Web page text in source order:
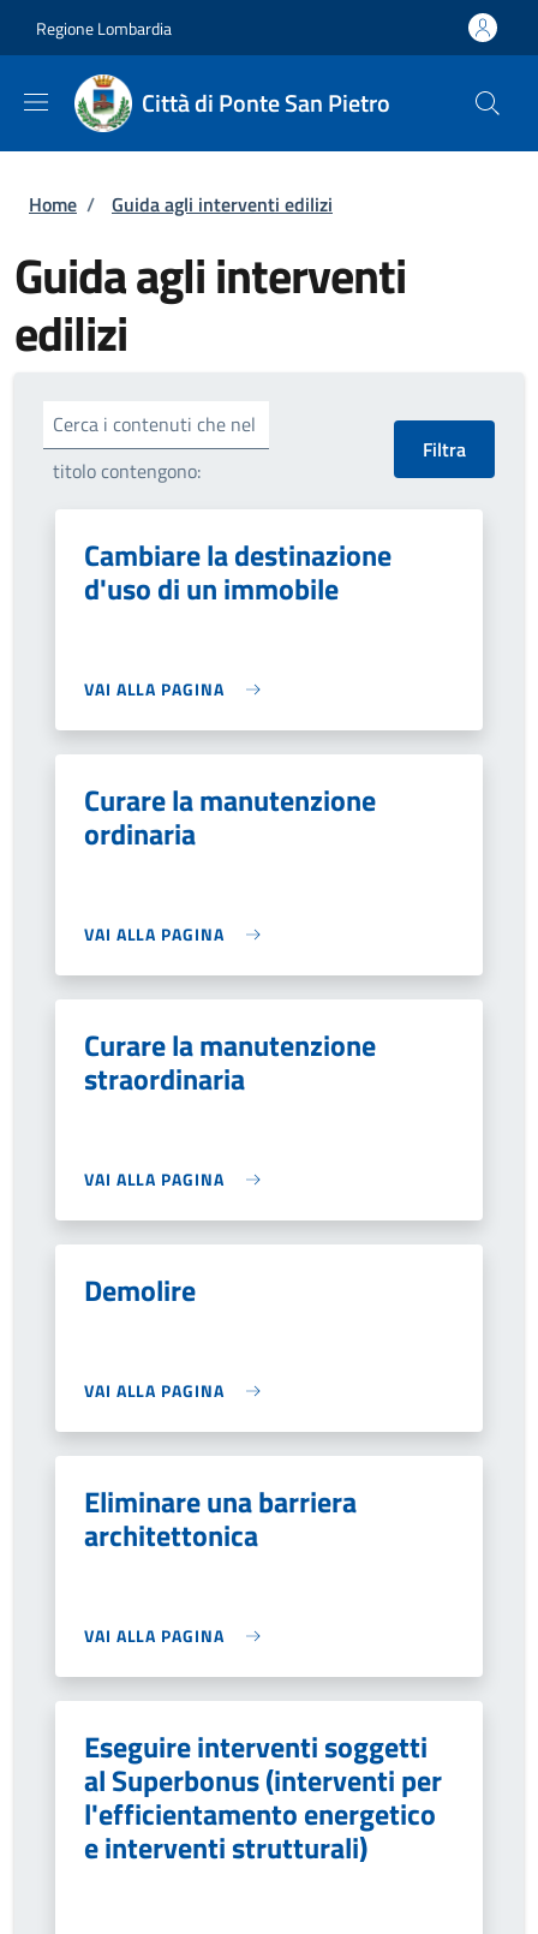
Regione Lombardia
Città di Ponte San Pietro
Briciole di pane
Home / Guida agli interventi edilizi
Guida agli interventi
edilizi
Cerca i contenuti che nel
titolo contengono:
Cambiare la destinazione
d'uso di un immobile
VAI ALLA PAGINA
Curare la manutenzione
ordinaria
VAI ALLA PAGINA
Curare la manutenzione
straordinaria
VAI ALLA PAGINA
Demolire
VAI ALLA PAGINA
Eliminare una barriera
architettonica
VAI ALLA PAGINA
Eseguire interventi soggetti
al Superbonus (interventi per
l'efficientamento energetico
e interventi strutturali)